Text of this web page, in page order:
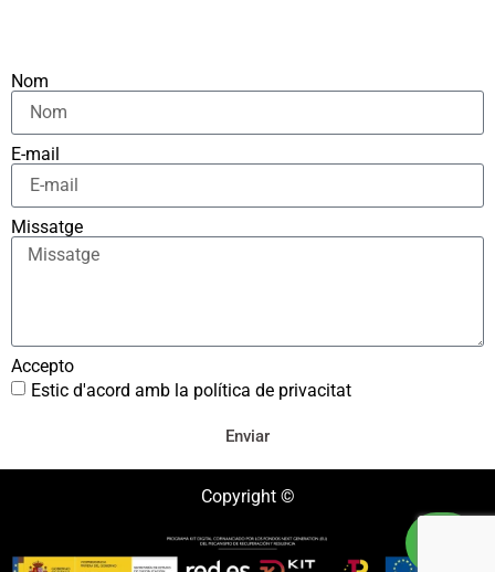
Nom
E-mail
Missatge
Accepto
Estic d'acord amb la política de privacitat
Enviar
Copyright ©